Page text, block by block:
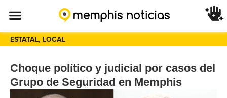
ESTATAL, LOCAL
Choque político y judicial por casos del
Grupo de Seguridad en Memphis